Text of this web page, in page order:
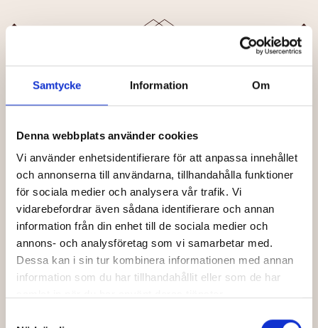
Samtycke Information Om
Denna webbplats använder cookies
Vi använder enhetsidentifierare för att anpassa innehållet
och annonserna till användarna, tillhandahålla funktioner
för sociala medier och analysera vår trafik. Vi
vidarebefordrar även sådana identifierare och annan
information från din enhet till de sociala medier och
annons- och analysföretag som vi samarbetar med.
Dessa kan i sin tur kombinera informationen med annan
information som du har tillhandahållit eller som de har
INGA SCHEMALAGDA VISNINGAR FINNS
kommande biljettsläpp
Förnamn
Efternamn
Din e-post